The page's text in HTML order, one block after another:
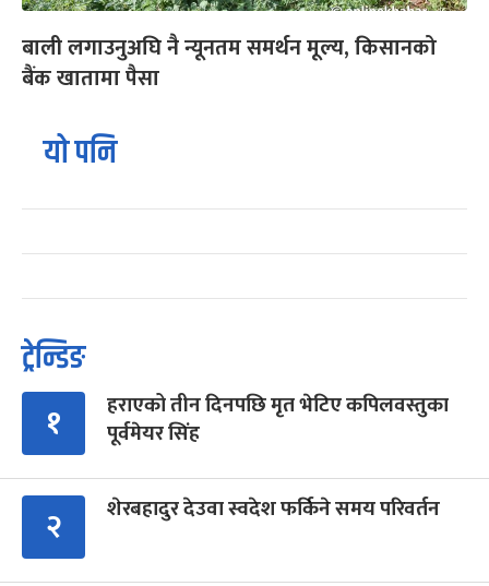
बाली लगाउनुअघि नै न्यूनतम समर्थन मूल्य, किसानको
बैंक खातामा पैसा
यो पनि
ट्रेन्डिङ
१
हराएको तीन दिनपछि मृत भेटिए कपिलवस्तुका
पूर्वमेयर सिंह
२ शेरबहादुर देउवा स्वदेश फर्किने समय परिवर्तन